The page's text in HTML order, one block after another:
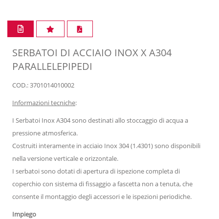
SERBATOI DI ACCIAIO INOX X A304
PARALLELEPIPEDI
COD.: 3701014010002
Informazioni tecniche:
I Serbatoi Inox A304 sono destinati allo stoccaggio di acqua a
pressione atmosferica.
Costruiti interamente in acciaio Inox 304 (1.4301) sono disponibili
nella versione verticale e orizzontale.
I serbatoi sono dotati di apertura di ispezione completa di
coperchio con sistema di fissaggio a fascetta non a tenuta, che
consente il montaggio degli accessori e le ispezioni periodiche.
Impiego